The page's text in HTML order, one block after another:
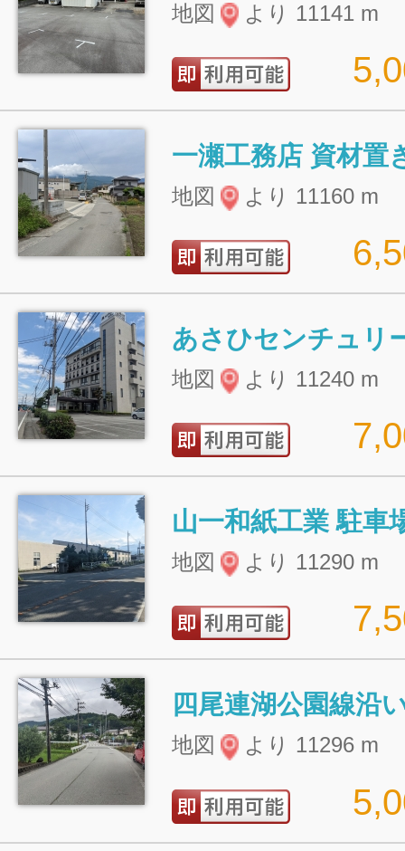
地図 より 11141 m
一瀬工務店 資材置
地図 より 11160 m
あさひセンチュリ
地図 より 11240 m
山一和紙工業 駐車
地図 より 11290 m
四尾連湖公園線沿
地図 より 11296 m